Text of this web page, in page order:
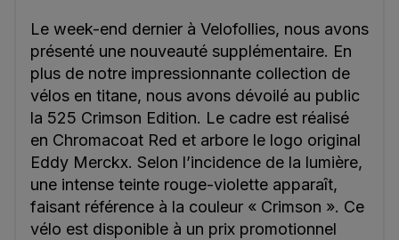
Le week-end dernier à Velofollies, nous avons
présenté une nouveauté supplémentaire. En
plus de notre impressionnante collection de
vélos en titane, nous avons dévoilé au public
la 525 Crimson Edition. Le cadre est réalisé
en Chromacoat Red et arbore le logo original
Eddy Merckx. Selon l’incidence de la lumière,
une intense teinte rouge-violette apparaît,
faisant référence à la couleur « Crimson ». Ce
vélo est disponible à un prix promotionnel